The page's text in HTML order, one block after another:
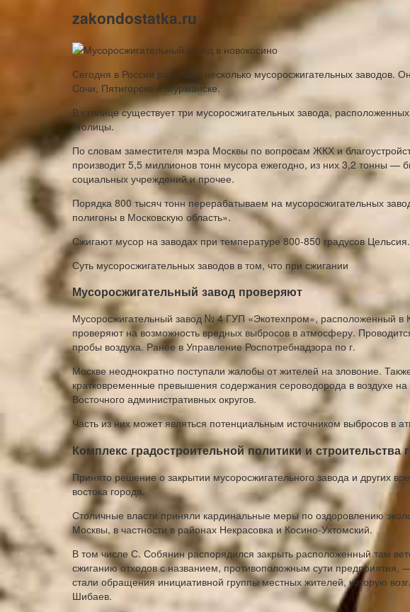
zakondostatka.ru
Сегодня в России работают несколько мусоросжигательных заводов.
Сочи, Пятигорске и Мурманске.
В столице существует три мусоросжигательных завода,
столицы.
По словам заместителя мэра Москвы по вопросам ЖКХ и
производит 5,5 миллионов тонн мусора ежегодно, из них 3,2 тонны —
социальных учреждений и прочее.
Порядка 800 тысяч тонн перерабатываем на мусоросжигательных
полигоны в Московскую область».
Сжигают мусор на заводах при температуре 800-850 градусов Цельсия.
Суть мусоросжигательных заводов в том, что при сжигании
Мусоросжигательный завод проверяют
Мусоросжигательный завод № 4 ГУП «Экотехпром», расположенный в
проверяют на возможность вредных выбросов в атмосферу.
пробы воздуха. Ранее в Управление Роспотребнадзора по г.
Москве неоднократно поступали жалобы от жителей на зловоние.
кратковременные превышения содержания сероводорода в воздухе
Восточного административных округов.
Часть из них может являться потенциальным источником выбросов в
Комплекс градостроительной политики и строительства
Принято решение о закрытии мусоросжигательного завода и других
востока города.
Столичные власти приняли кардинальные меры по оздоровлению
Москвы, в частности в районах Некрасовка и Косино-Ухтомский.
В том числе С. Собянин распорядился закрыть расположенный там
сжиганию отходов с названием, противоположным сути предприятия,
стали обращения инициативной группы местных жителей, которую
Шибаев.